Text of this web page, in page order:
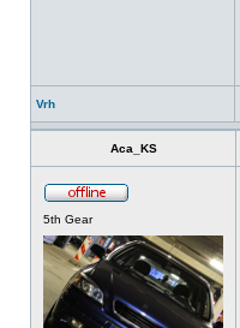
Vrh
Aca_KS
5th Gear